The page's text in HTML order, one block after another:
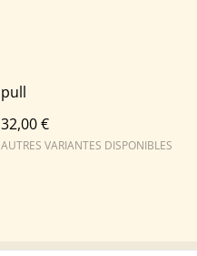
pull
32,00 €
AUTRES VARIANTES DISPONIBLES